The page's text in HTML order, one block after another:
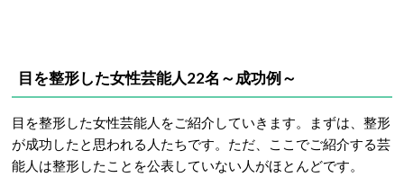
目を整形した女性芸能人22名～成功例～
目を整形した女性芸能人をご紹介していきます。まずは、整形
が成功したと思われる人たちです。ただ、ここでご紹介する芸
能人は整形したことを公表していない人がほとんどです。